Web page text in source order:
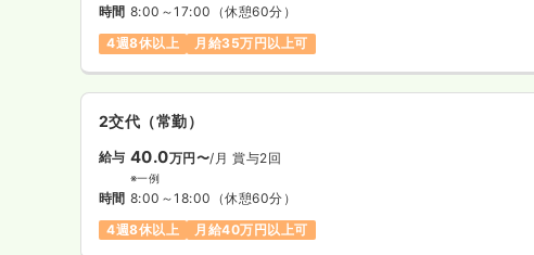
時間 8:00～17:00 （休憩60分）
4週8休以上
月給35万円以上可
2交代（常勤）
給与 40.0万円〜/月 賞与2回
※一例
時間 8:00～18:00 （休憩60分）
4週8休以上
月給40万円以上可